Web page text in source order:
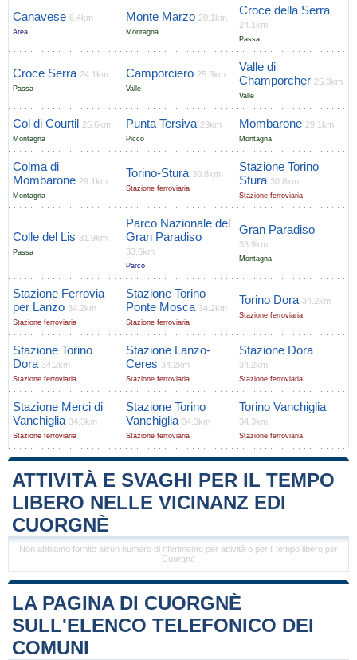
Canavese 6.4km
Area
Monte Marzo 20.1km
Montagna
Croce della Serra
24.1km
Passa
Croce Serra 24.1km
Passa
Camporciero 25.3km
Valle
Valle di
Champorcher 25.3km
Valle
Col di Courtil 25.6km
Montagna
Punta Tersiva 29km
Picco
Mombarone 29.1km
Montagna
Colma di
Mombarone 29.1km
Montagna
Torino-Stura 30.8km
Stazione ferroviaria
Stazione Torino
Stura 30.8km
Stazione ferroviaria
Colle del Lis 31.9km
Passa
Parco Nazionale del
Gran Paradiso
33.6km
Parco
Gran Paradiso
33.9km
Montagna
Stazione Ferrovia
per Lanzo 34.2km
Stazione ferroviaria
Stazione Torino
Ponte Mosca 34.2km
Stazione ferroviaria
Torino Dora 34.2km
Stazione ferroviaria
Stazione Torino
Dora 34.2km
Stazione ferroviaria
Stazione Lanzo-
Ceres 34.2km
Stazione ferroviaria
Stazione Dora
34.2km
Stazione ferroviaria
Stazione Merci di
Vanchiglia 34.3km
Stazione ferroviaria
Stazione Torino
Vanchiglia 34.3km
Stazione ferroviaria
Torino Vanchiglia
34.3km
Stazione ferroviaria
ATTIVITÀ E SVAGHI PER IL TEMPO
LIBERO NELLE VICINANZ EDI
CUORGNÈ
Non abbiamo fornito alcun numero di riferimento per attività o per il tempo libero per
Cuorgnè
LA PAGINA DI CUORGNÈ
SULL'ELENCO TELEFONICO DEI
COMUNI